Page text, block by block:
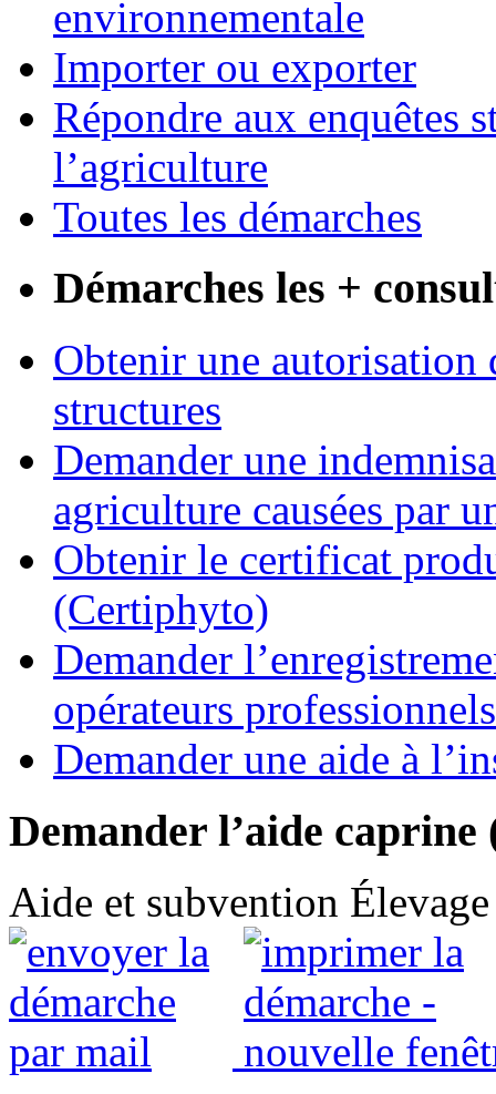
environnementale
Importer ou exporter
Répondre aux enquêtes
l’agriculture
Toutes les démarches
Démarches les +
Obtenir une autorisation
structures
Demander une
agriculture causées par
Obtenir le certificat
(Certiphyto)
Demander
opérateurs professionnels
Demander une aide à
Demander l’aide caprine
Aide et subvention Élevage